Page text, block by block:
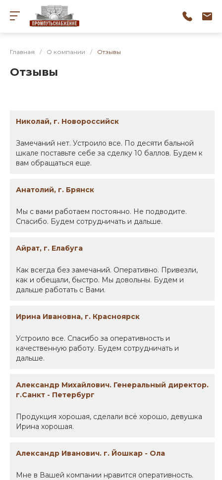
Главная / О компании / Отзывы
Отзывы
Николай, г. Новороссийск
Замечаний нет. Устроило все. По десяти бальной
шкале поставьте себе за сделку 10 баллов. Будем к
вам обращаться еще.
Анатолий, г. Брянск
Мы с вами работаем постоянно. Не подводите.
Спасибо. Будем сотрудничать и дальше.
Айрат, г. Елабуга
Как всегда без замечаний. Оперативно. Привезли,
как и обещали, быстро. Мы довольны. Будем и
дальше работать с Вами.
Ирина Ивановна, г. Красноярск
Устроило все. Спасибо за оперативность и
качественную работу. Будем сотрудничать и
дальше.
Александр Михайлович. Генеральный директор.
г.Санкт - Петербург
Продукция хорошая, сделали всё хорошо, девушка
Ирина хорошая.
Александр Иванович. г. Йошкар - Ола
Мне в Вашей компании нравится оперативность.